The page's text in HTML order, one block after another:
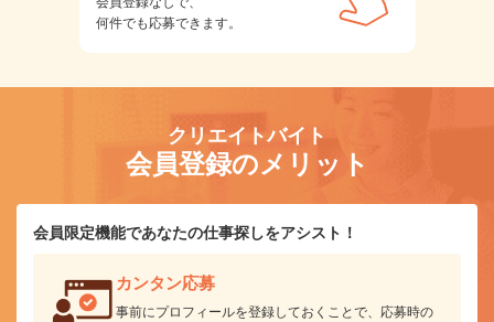
何件でも応募できます。
クリエイトバイト
会員登録のメリット
会員限定機能であなたの仕事探しをアシスト！
カンタン応募
事前にプロフィールを登録しておくことで、応募時の